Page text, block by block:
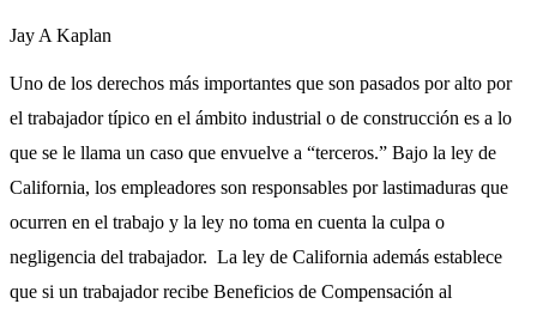
Jay A Kaplan
Uno de los derechos más importantes que son pasados por alto por
el trabajador típico en el ámbito industrial o de construcción es a lo
que se le llama un caso que envuelve a “terceros.” Bajo la ley de
California, los empleadores son responsables por lastimaduras que
ocurren en el trabajo y la ley no toma en cuenta la culpa o
negligencia del trabajador. La ley de California además establece
que si un trabajador recibe Beneficios de Compensación al